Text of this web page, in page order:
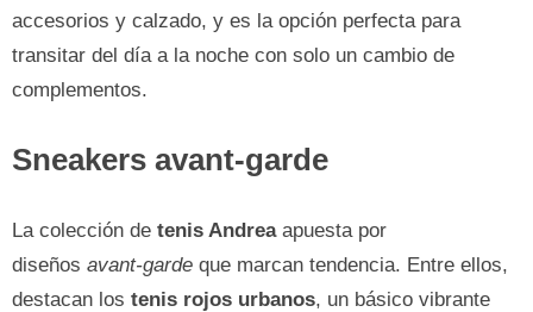
accesorios y calzado, y es la opción perfecta para
transitar del día a la noche con solo un cambio de
complementos.
Sneakers avant-garde
La colección de tenis Andreaapuesta por
diseños avant-garde que marcan tendencia. Entre ellos,
destacan los tenis rojos urbanos, un básico vibrante